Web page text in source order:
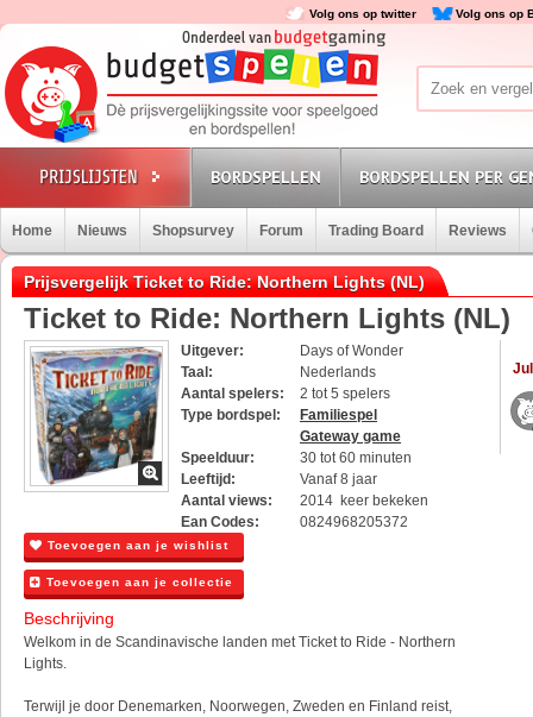
Volg ons op twitter Volg ons op
BORDSPELLEN BORDSPELLEN PER
Home Nieuws Shopsurvey Forum Trading Board Reviews
Prijsvergelijk Ticket to Ride: Northern Lights (NL)
Ticket to Ride: Northern Lights (NL)
Uitgever:
Days of Wonder
Taal:
Nederlands
Aantal spelers:
2 tot 5 spelers
Type bordspel:
Familiespel
Gateway game
Speelduur:
30 tot 60 minuten
Leeftijd:
Vanaf 8 jaar
Aantal views:
2014 keer bekeken
Ean Codes:
0824968205372
Toevoegen aan je wishlist
Toevoegen aan je collectie
Beschrijving
Welkom in de Scandinavische landen met Ticket to Ride - Northern
Lights.
Terwijl je door Denemarken, Noorwegen, Zweden en Finland reist,